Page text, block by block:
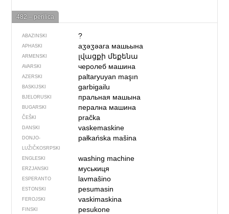
482 – perilica
ABAZINSKI ?
APHASKI аӡәӡәага машьына
ARMENSKI լվացքի մեքենա
AVARSKI черолеб машина
AZERSKI paltaryuyan maşın
BASKIJSKI garbigailu
BJELORUSKI пральная машына
BUGARSKI перална машина
ČEŠKI pračka
DANSKI vaskemaskine
DONJO­
LUŽIČKOSRPSKI
pałkańska mašina
ENGLESKI washing machine
ERZJANSKI муськиця
ESPERANTO lavmaŝino
ESTONSKI pesumasin
FEROJSKI vaskimaskina
FINSKI pesukone